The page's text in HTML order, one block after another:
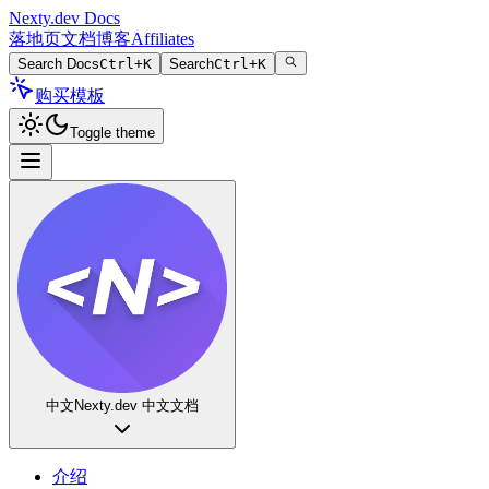
Nexty.dev Docs
落地页文档博客Affiliates
Search DocsCtrl+K SearchCtrl+K
购买模板
Toggle theme
中文 Nexty.dev 中文文档
介绍